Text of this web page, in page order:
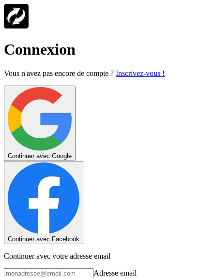
Connexion
Vous n'avez pas encore de compte ? Inscrivez-vous !
Continuer avec Google
Continuer avec Facebook
Continuer avec votre adresse email
Adresse email